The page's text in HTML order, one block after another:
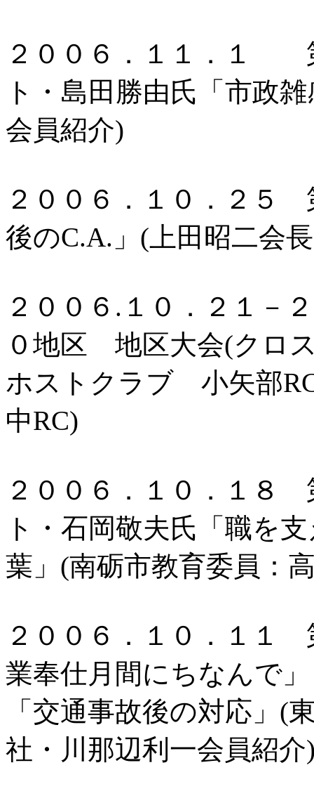
２００６．１１．１
ト・島田勝由氏「市政
会員紹介)
２００６．１０．２５
後のC.A.」(上田昭二会
２００６.１０．２１－
０地区 地区大会(クロ
ホストクラブ 小矢部
中RC)
２００６．１０．１８
ト・石岡敬夫氏「職を
葉」(南砺市教育委員：
２００６．１０．１１
業奉仕月間にちなんで
「交通事故後の対応」(
社・川那辺利一会員紹